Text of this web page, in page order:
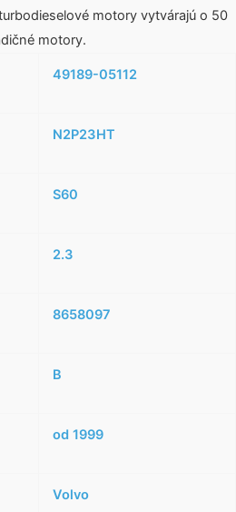
motory vytvárajú o 50
motory.
49189-05112
N2P23HT
S60
2.3
8658097
B
od 1999
Volvo